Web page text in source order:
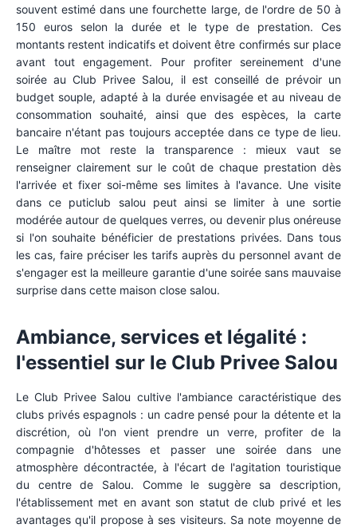
souvent estimé dans une fourchette large, de l'ordre de 50 à
150 euros selon la durée et le type de prestation. Ces
montants restent indicatifs et doivent être confirmés sur place
avant tout engagement. Pour profiter sereinement d'une
soirée au Club Privee Salou, il est conseillé de prévoir un
budget souple, adapté à la durée envisagée et au niveau de
consommation souhaité, ainsi que des espèces, la carte
bancaire n'étant pas toujours acceptée dans ce type de lieu.
Le maître mot reste la transparence : mieux vaut se
renseigner clairement sur le coût de chaque prestation dès
l'arrivée et fixer soi-même ses limites à l'avance. Une visite
dans ce puticlub salou peut ainsi se limiter à une sortie
modérée autour de quelques verres, ou devenir plus onéreuse
si l'on souhaite bénéficier de prestations privées. Dans tous
les cas, faire préciser les tarifs auprès du personnel avant de
s'engager est la meilleure garantie d'une soirée sans mauvaise
surprise dans cette maison close salou.
Ambiance, services et légalité :
l'essentiel sur le Club Privee Salou
Le Club Privee Salou cultive l'ambiance caractéristique des
clubs privés espagnols : un cadre pensé pour la détente et la
discrétion, où l'on vient prendre un verre, profiter de la
compagnie d'hôtesses et passer une soirée dans une
atmosphère décontractée, à l'écart de l'agitation touristique
du centre de Salou. Comme le suggère sa description,
l'établissement met en avant son statut de club privé et les
avantages qu'il propose à ses visiteurs. Sa note moyenne de